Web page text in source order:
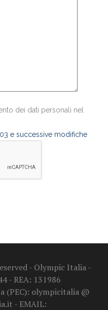
dei dati personali nel
e successive modifiche
- Olympic Italia -
- REA: 131986
(PEC): olympicitalia @
- EMAIL: